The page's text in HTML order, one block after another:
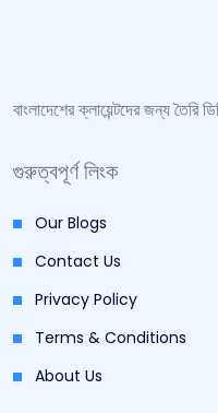
বাংলাদেশের ক্লায়েন্টদের জন্য তৈরি
গুরুত্বপূর্ণ লিংক
Our Blogs
Privacy Policy